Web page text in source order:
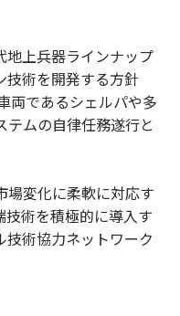
地上兵器ラインナップ
技術を開発する方針
両であるシェルパや多
テムの自律任務遂行と
場変化に柔軟に対応す
術を積極的に導入す
技術協力ネットワーク